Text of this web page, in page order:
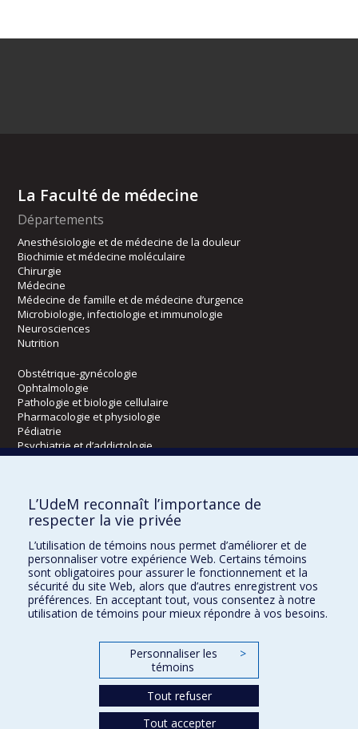
La Faculté de médecine
Départements
Anesthésiologie et de médecine de la douleur
Biochimie et médecine moléculaire
Chirurgie
Médecine
Médecine de famille et de médecine d’urgence
Microbiologie, infectiologie et immunologie
Neurosciences
Nutrition
Obstétrique-gynécologie
Ophtalmologie
Pathologie et biologie cellulaire
Pharmacologie et physiologie
Pédiatrie
Psychiatrie et d’addictologie
Radiologie, radio-oncologie et médecine nucléaire
Écoles
Orthophonie et audiologie
Réadaptation
Directions
L’UdeM reconnaît l’importance de
respecter la vie privée
L’utilisation de témoins nous permet d’améliorer et de
personnaliser votre expérience Web. Certains témoins
sont obligatoires pour assurer le fonctionnement et la
sécurité du site Web, alors que d’autres enregistrent vos
préférences. En acceptant tout, vous consentez à notre
utilisation de témoins pour mieux répondre à vos besoins.
Personnaliser les
témoins
>
Tout refuser
Tout accepter